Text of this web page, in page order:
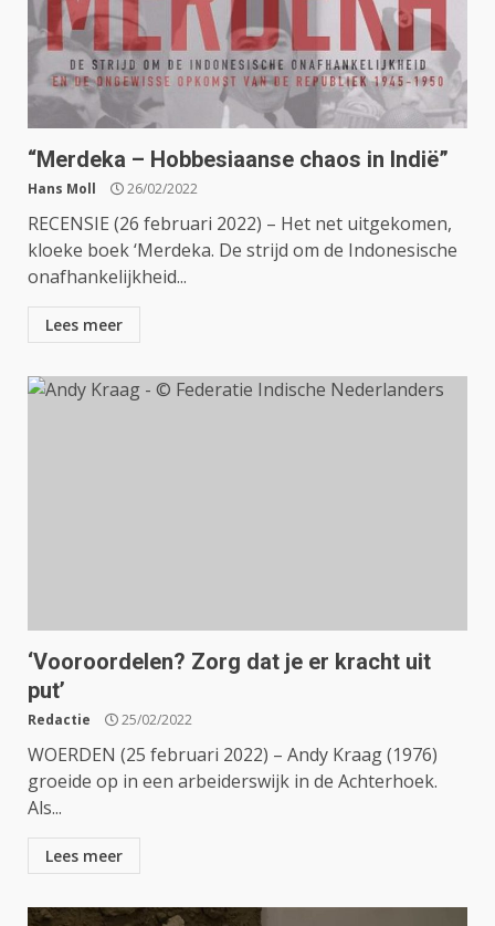
“Merdeka – Hobbesiaanse chaos in Indië”
Hans Moll 26/02/2022
RECENSIE (26 februari 2022) – Het net uitgekomen,
kloeke boek ‘Merdeka. De strijd om de Indonesische
onafhankelijkheid...
Lees meer
‘Vooroordelen? Zorg dat je er kracht uit
put’
Redactie 25/02/2022
WOERDEN (25 februari 2022) – Andy Kraag (1976)
groeide op in een arbeiderswijk in de Achterhoek.
Als...
Lees meer